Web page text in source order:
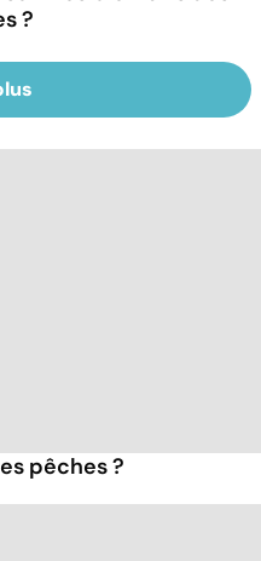
?
pêches ?